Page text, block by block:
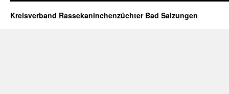
Kreisverband Rassekaninchenzüchter Bad Salzungen